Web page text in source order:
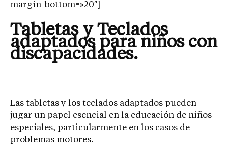
margin_bottom=»20″]
Tabletas y Teclados
adaptados para niños con
discapacidades.
Las tabletas y los teclados adaptados pueden
jugar un papel esencial en la educación de niños
especiales, particularmente en los casos de
problemas motores.